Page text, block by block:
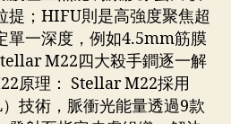
提；HIFU則是高強度聚焦超
單一深度，例如4.5mm筋膜
M22四大殺手鐧逐一解
原理： Stellar M22採用
技術，脈衝光能量透過9款